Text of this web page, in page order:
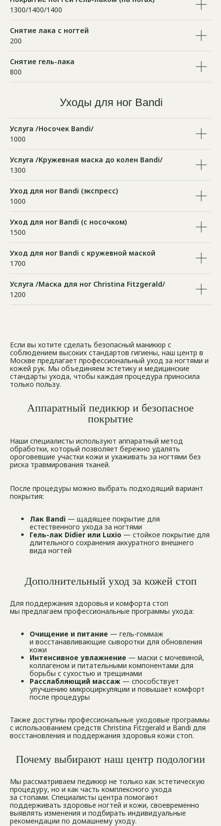
1300/1400/1400
Снятие лака с ногтей
200
Снятие гель-лака
800
Уходы для ног Bandi
Услуга /Носочек Bandi/
1000
Услуга /Кружевная маска до колен Bandi/
1300
Уход для ног Bandi (экспресс)
1000
Уход для ног Bandi (с носочком)
1500
Уход для ног Bandi с кружевной маской
1700
Услуга /Маска для ног Christina Fitzgerald/
1200
Если вы хотите сделать безопасный маникюр с
соблюдением высоких стандартов гигиены, наш центр в
Москве предлагает профессиональный уход за ногтями и
кожей рук. Мы объединяем эстетику и медицинские
стандарты ухода, чтобы каждая процедура приносила
только пользу.
Аппаратный педикюр и безопасное
покрытие
Наши специалисты используют аппаратный метод
обработки, который позволяет бережно удалять
ороговевшие участки кожи и ухаживать за ногтями без
риска травмирования тканей.
После процедуры можно выбрать подходящий вариант
покрытия:
Лак Bandi — щадящее покрытие для
естественного ухода за ногтями
Гель-лак Didier или Luxio — стойкое покрытие для
длительного сохранения аккуратного внешнего
вида ногтей
Дополнительный уход за кожей стоп
Для поддержания здоровья и комфорта стоп
мы предлагаем профессиональные программы ухода:
Очищение и питание — гель-гоммаж
и восстанавливающие сыворотки для обновления
кожи
Интенсивное увлажнение — маски с мочевиной,
коллагеном и питательными компонентами для
борьбы с сухостью и трещинами
Расслабляющий массаж — способствует
улучшению микроциркуляции и повышает комфорт
после процедуры
Также доступны профессиональные уходовые программы
с использованием средств Christina Fitzgerald и Bandi для
восстановления и поддержания здоровья кожи стоп.
Почему выбирают наш центр подологии
Мы рассматриваем педикюр не только как эстетическую
процедуру, но и как часть комплексного ухода
за стопами. Специалисты центра помогают
поддерживать здоровье ногтей и кожи, своевременно
выявлять изменения и подбирать индивидуальные
рекомендации по домашнему уходу.